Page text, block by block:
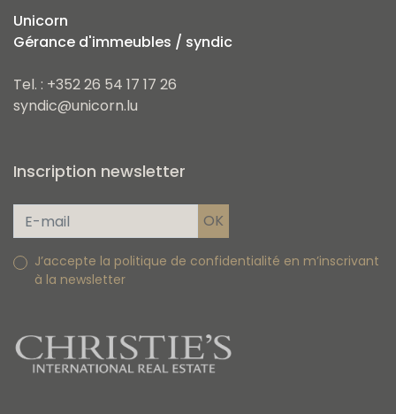
Unicorn
Gérance d'immeubles / syndic
Tel. : +352 26 54 17 17 26
syndic@unicorn.lu
Inscription newsletter
J’accepte la politique de confidentialité en m’inscrivant
à la newsletter